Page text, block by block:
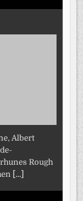
Albert
Rough
[...]